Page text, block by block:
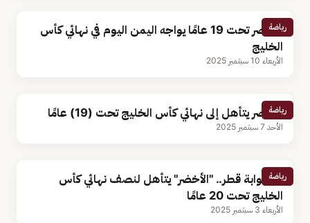
رياضة
الأخضر تحت 19 عامًا يواجه اليمن اليوم في نهائي كأس
الخليج
الأربعاء 10 سبتمبر 2025
رياضة
الأخضر يتأهل إلى نهائي كأس الخليج تحت (19) عامًا
الأحد 7 سبتمبر 2025
رياضة
من بوابة قطر.. "الأخضر" يتأهل لنصف نهائي كأس
الخليج تحت 20 عامًا
الأربعاء 3 سبتمبر 2025